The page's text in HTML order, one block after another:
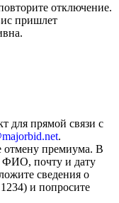
отключение.
пришлет
для прямой связи с
.
отмену премиума. В
ФИО, почту и дату
сведения о
и попросите